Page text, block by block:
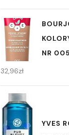
NR
32,96zł
YVES